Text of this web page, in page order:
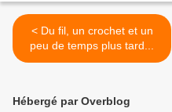
< Du fil, un crochet et un
peu de temps plus tard...
Hébergé par Overblog